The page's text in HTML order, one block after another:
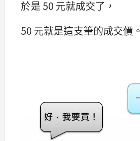
於是 50 元就成交了，
50 元就是這支筆的成交價。